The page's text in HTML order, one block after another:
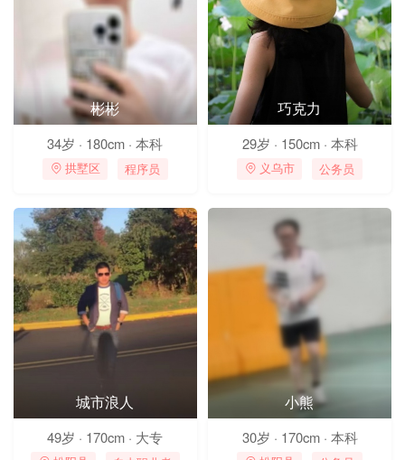
彬彬
34岁 · 180cm · 本科
 拱墅区 程序员
巧克力
29岁 · 150cm · 本科
 义乌市 公务员
城市浪人
49岁 · 170cm · 大专
小熊
30岁 · 170cm · 本科